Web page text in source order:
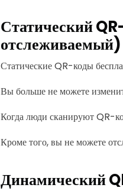
Статический
отслеживаемый)
Статические QR-коды
Вы больше не можете
Когда люди сканируют QR-
Кроме того, вы не можете
Динамический